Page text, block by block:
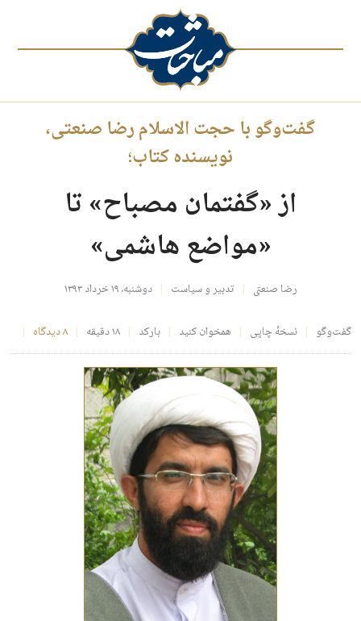
گفت‌وگو با حجت الاسلام رضا صنعتی،
نویسنده کتاب؛
از «گفتمان مصباح» تا
«مواضع هاشمی»
رضا صنعتی تدبیر و سیاست دوشنبه، ۱۹ خرداد ۱۳۹۳
گفت‌وگو نسخهٔ چاپی همخوان کنید بارکد ۱۸ دقیقه ۸ دیدگاه